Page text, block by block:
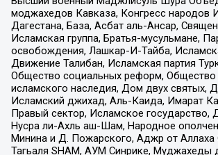
моджахедов Кавказа, Конгресс народов
Дагестана, База, Асбат аль-Ансар,
Исламская группа, Братья-мусульмане,
освобождения, Лашкар-И-Тайба,
Движение Талибан, Исламская партия
Общество социальных реформ,
исламского наследия, Дом двух
Исламский джихад, Аль-Каида, Имарат
Правый сектор, Исламское государство,
Нусра ли-Ахль аш-Шам, Народное
Минина и Д. Пожарского, Аджр от Аллаха
Тагьаля SHAM, АУМ Синрике, Муджахеды